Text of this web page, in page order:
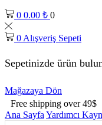
0 0.00 ₺ 0
0Alışveriş Sepeti
Sepetinizde ürün
Mağazaya Dön
Free shipping over 49$
Ana Sayfa Yardımcı